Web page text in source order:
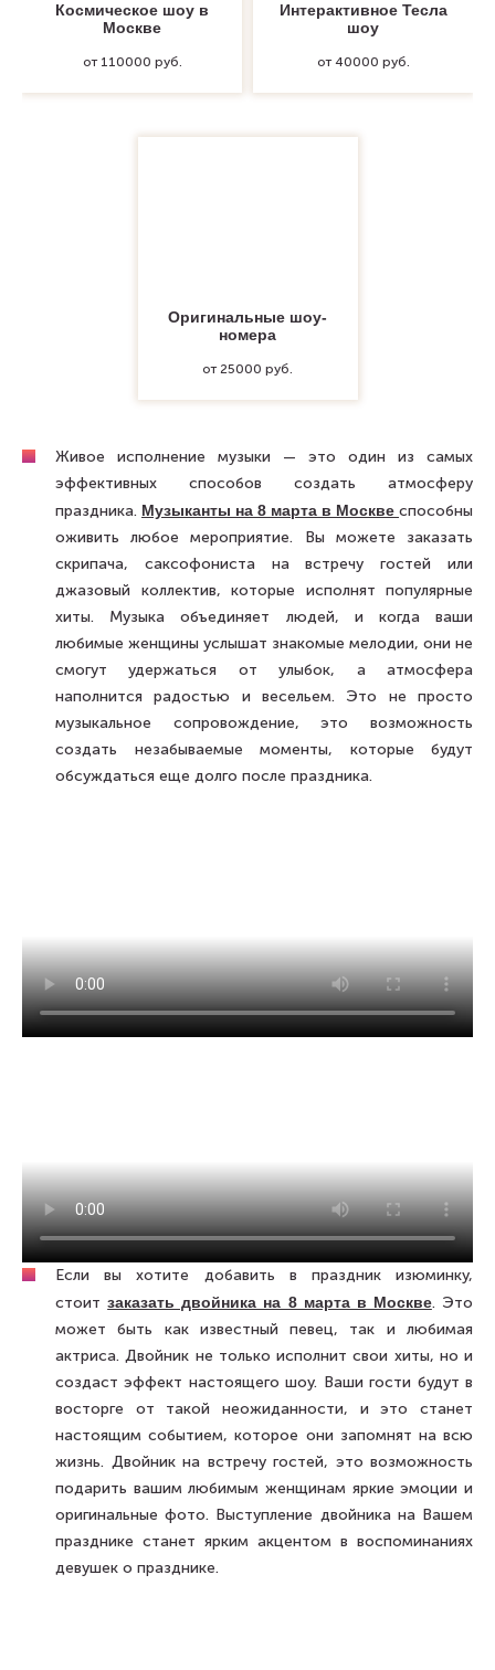
Космическое шоу в
Москве
от 110000 руб.
Интерактивное Тесла
шоу
от 40000 руб.
Оригинальные шоу-
номера
от 25000 руб.
Живое исполнение музыки — это один из самых
эффективных способов создать атмосферу
праздника. Музыканты на 8 марта в Москве способны
оживить любое мероприятие. Вы можете заказать
скрипача, саксофониста на встречу гостей или
джазовый коллектив, которые исполнят популярные
хиты. Музыка объединяет людей, и когда ваши
любимые женщины услышат знакомые мелодии, они не
смогут удержаться от улыбок, а атмосфера
наполнится радостью и весельем. Это не просто
музыкальное сопровождение, это возможность
создать незабываемые моменты, которые будут
обсуждаться еще долго после праздника.
Если вы хотите добавить в праздник изюминку,
стоитзаказать двойника на 8 марта в Москве. Это
может быть как известный певец, так и любимая
актриса. Двойник не только исполнит свои хиты, но и
создаст эффект настоящего шоу. Ваши гости будут в
восторге от такой неожиданности, и это станет
настоящим событием, которое они запомнят на всю
жизнь. Двойник на встречу гостей, это возможность
подарить вашим любимым женщинам яркие эмоции и
оригинальные фото. Выступление двойника на Вашем
празднике станет ярким акцентом в воспоминаниях
девушек о празднике.